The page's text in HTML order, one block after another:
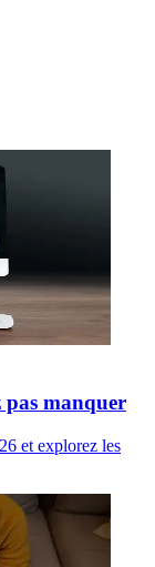
pas manquer
et explorez les